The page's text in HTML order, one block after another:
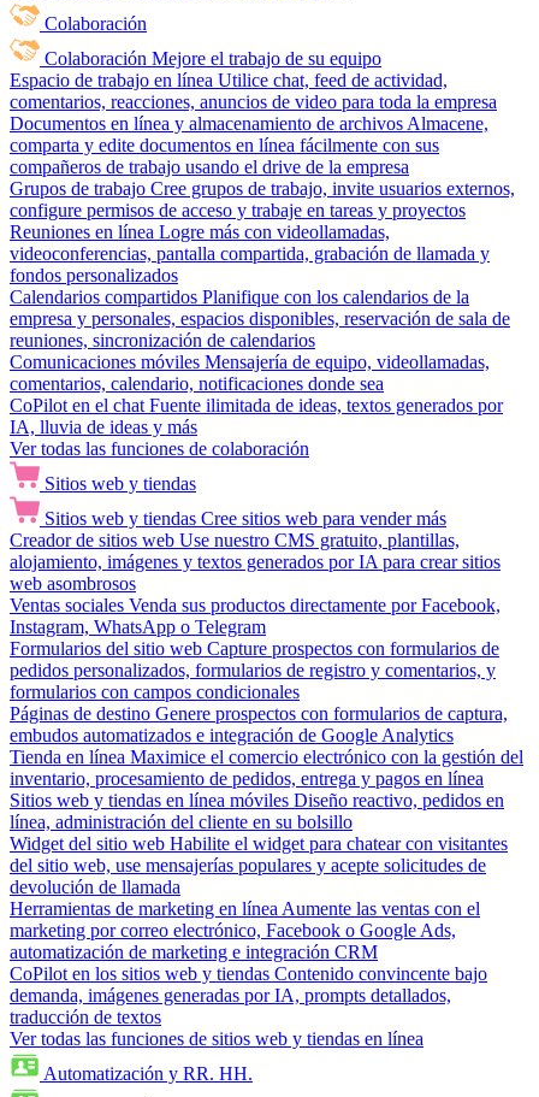
Colaboración
Colaboración Mejore el trabajo de su equipo
Espacio de trabajo en línea Utilice chat, feed de actividad,
comentarios, reacciones, anuncios de video para toda la empresa
Documentos en línea y almacenamiento de archivos Almacene,
comparta y edite documentos en línea fácilmente con sus
compañeros de trabajo usando el drive de la empresa
Grupos de trabajo Cree grupos de trabajo, invite usuarios externos,
configure permisos de acceso y trabaje en tareas y proyectos
Reuniones en línea Logre más con videollamadas,
videoconferencias, pantalla compartida, grabación de llamada y
fondos personalizados
Calendarios compartidos Planifique con los calendarios de la
empresa y personales, espacios disponibles, reservación de sala de
reuniones, sincronización de calendarios
Comunicaciones móviles Mensajería de equipo, videollamadas,
comentarios, calendario, notificaciones donde sea
CoPilot en el chat Fuente ilimitada de ideas, textos generados por
IA, lluvia de ideas y más
Ver todas las funciones de colaboración
Sitios web y tiendas
Sitios web y tiendas Cree sitios web para vender más
Creador de sitios web Use nuestro CMS gratuito, plantillas,
alojamiento, imágenes y textos generados por IA para crear sitios
web asombrosos
Ventas sociales Venda sus productos directamente por Facebook,
Instagram, WhatsApp o Telegram
Formularios del sitio web Capture prospectos con formularios de
pedidos personalizados, formularios de registro y comentarios, y
formularios con campos condicionales
Páginas de destino Genere prospectos con formularios de captura,
embudos automatizados e integración de Google Analytics
Tienda en línea Maximice el comercio electrónico con la gestión del
inventario, procesamiento de pedidos, entrega y pagos en línea
Sitios web y tiendas en línea móviles Diseño reactivo, pedidos en
línea, administración del cliente en su bolsillo
Widget del sitio web Habilite el widget para chatear con visitantes
del sitio web, use mensajerías populares y acepte solicitudes de
devolución de llamada
Herramientas de marketing en línea Aumente las ventas con el
marketing por correo electrónico, Facebook o Google Ads,
automatización de marketing e integración CRM
CoPilot en los sitios web y tiendas Contenido convincente bajo
demanda, imágenes generadas por IA, prompts detallados,
traducción de textos
Ver todas las funciones de sitios web y tiendas en línea
Automatización y RR. HH.